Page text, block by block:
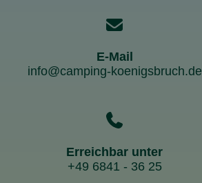
E-Mail
info@camping-koenigsbruch.de
Erreichbar unter
+49 6841 - 36 25